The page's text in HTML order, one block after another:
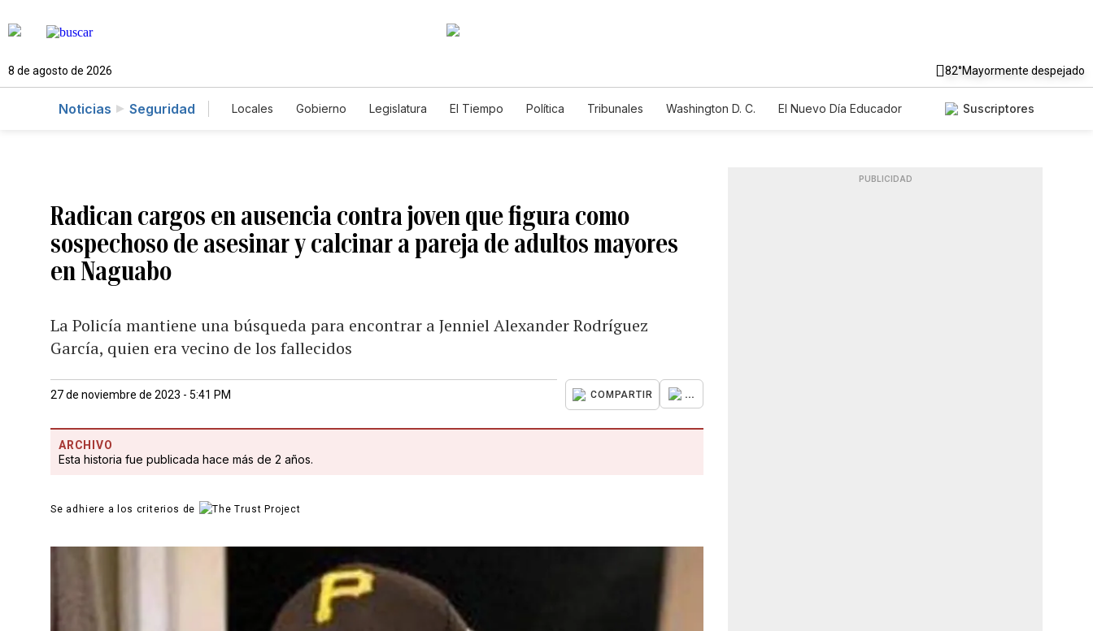
8 de agosto de 2026 82°Mayormente despejado
Noticias Seguridad Locales Gobierno Legislatura El Tiempo Política Tribunales Washington D. C.
El Nuevo Día Educador
Suscriptores
Radican cargos en ausencia contra joven que figura como
sospechoso de asesinar y calcinar a pareja de adultos mayores
en Naguabo
La Policía mantiene una búsqueda para encontrar a Jenniel Alexander Rodríguez
García, quien era vecino de los fallecidos
27 de noviembre de 2023 - 5:41 PM COMPARTIR ...
ARCHIVO
Esta historia fue publicada hace más de 2 años.
Se adhiere a los criterios de
PUBLICIDAD